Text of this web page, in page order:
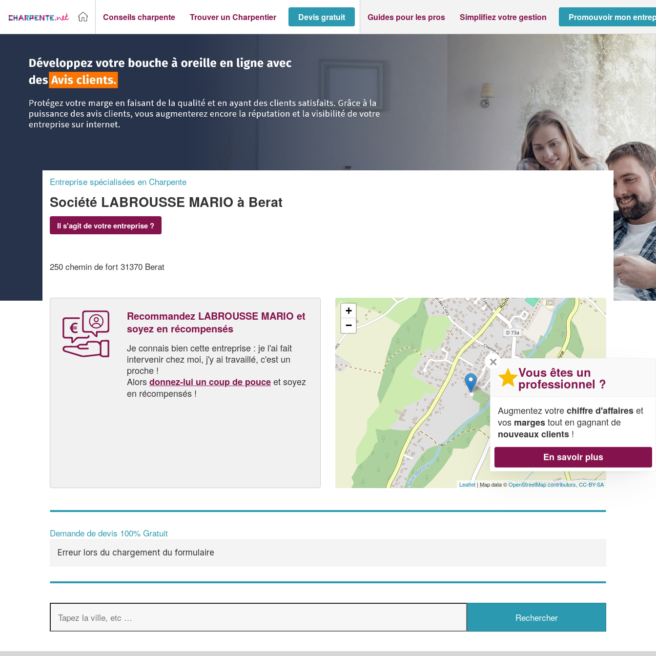
Conseils charpente Trouver un Charpentier Devis gratuit Guides pour les pros Simplifiez votre gestion Promouvoir mon
Entreprise spécialisées en Charpente
Société LABROUSSE MARIO à Berat
Il s'agit de votre entreprise ?
250 chemin de fort 31370 Berat
Recommandez LABROUSSE MARIO et
soyez en récompensés
Je connais bien cette entreprise : je l'ai fait
intervenir chez moi, j'y ai travaillé, c'est un
proche !
Alorsdonnez-lui un coup de pouceet soyez
en récompensés !
+
−
Leaflet | Map data ©OpenStreetMap contributors, CC-BY-SA
Demande de devis 100% Gratuit
Erreur lors du chargement du formulaire
✕
Vous êtes un
professionnel ?
Augmentez votrechiffre d'affaireset
vos margestout en gagnant de
nouveaux clients !
En savoir plus